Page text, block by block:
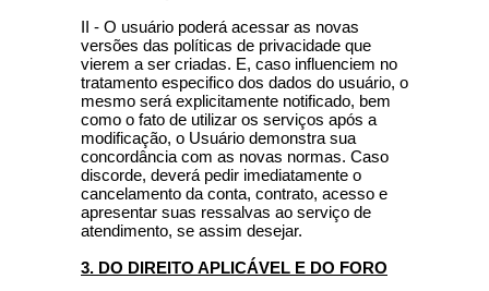
II - O usuário poderá acessar as novas
versões das políticas de privacidade que
vierem a ser criadas. E, caso influenciem no
tratamento especifico dos dados do usuário, o
mesmo será explicitamente notificado, bem
como o fato de utilizar os serviços após a
modificação, o Usuário demonstra sua
concordância com as novas normas. Caso
discorde, deverá pedir imediatamente o
cancelamento da conta, contrato, acesso e
apresentar suas ressalvas ao serviço de
atendimento, se assim desejar.
3. DO DIREITO APLICÁVEL E DO FORO